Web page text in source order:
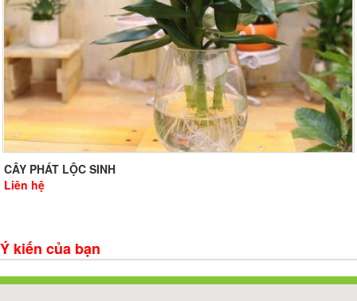
CÂY PHÁT LỘC SINH
Liên hệ
Ý kiến của bạn